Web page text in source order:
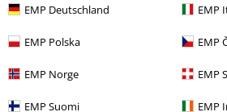
EMP Deutschland EMP
EMP Polska EMP
EMP Norge EMP
EMP Suomi EMP
Zespoły Gatunki muzyczne
Wyprzedaż %